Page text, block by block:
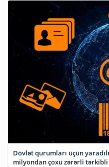
Dövlət qurumları üçün
milyondan çoxu zərərli